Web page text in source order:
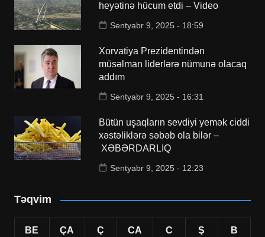
heyətinə hücum etdi – Video
Sentyabr 9, 2025 - 18:59
Xorvatiya Prezidentindən
müsəlman liderlərə nümunə olacaq
addım
Sentyabr 9, 2025 - 16:31
Bütün uşaqların sevdiyi yemək ciddi
xəstəliklərə səbəb ola bilər –
XƏBƏRDARLIQ
Sentyabr 9, 2025 - 12:23
Təqvim
BE ÇA Ç CA C Ş B